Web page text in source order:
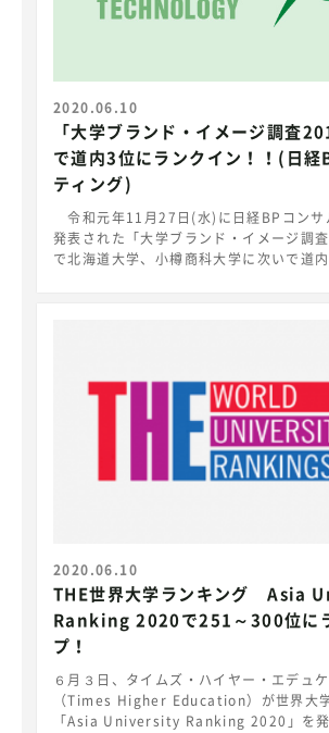
もので、日本からは116の大学（国立は
スとした教育力」で、地域にそして世界
系学生の育成に邁進します。
2020.06.10
「大学ブランド・イメージ調査
で道内3位にランクイン！！(日経
ティング)
令和元年11月27日(水)に日経BPコンサ
発表された「大学ブランド・イメージ調
で北海道大学、小樽商科大学に次いで道
ド・イメージ調査2019-2020
https://consult.nikkeibp.co.jp/
university-brand/
2020.06.10
THE世界大学ランキング Asia
Ranking 2020で251～300位に
プ！
６月３日、タイムズ・ハイヤー・エデュ
（Times Higher Education）が世界大
「Asia University Ranking 2020」を発